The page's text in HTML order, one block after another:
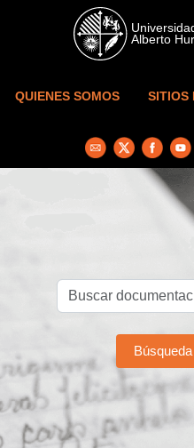
Skip to main content
QUIENES SOMOS SITIOS